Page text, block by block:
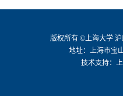
版权所有 ©上海大学 沪
地址：上海市宝
技术支持：